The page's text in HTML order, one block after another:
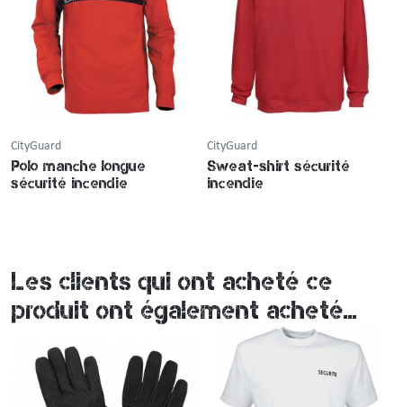
CityGuard
Polo manche longue
sécurité incendie
CityGuard
Sweat-shirt sécurité
incendie
Les clients qui ont acheté ce
produit ont également acheté...